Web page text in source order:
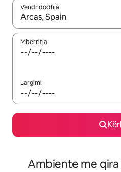
Vendndodhja
Kur rezultatet të jenë të
Mbërritja
Largimi
Ambiente me qira